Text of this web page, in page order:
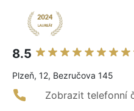
8.5
Plzeň, 12, Bezručova 145
Zobrazit telefonní